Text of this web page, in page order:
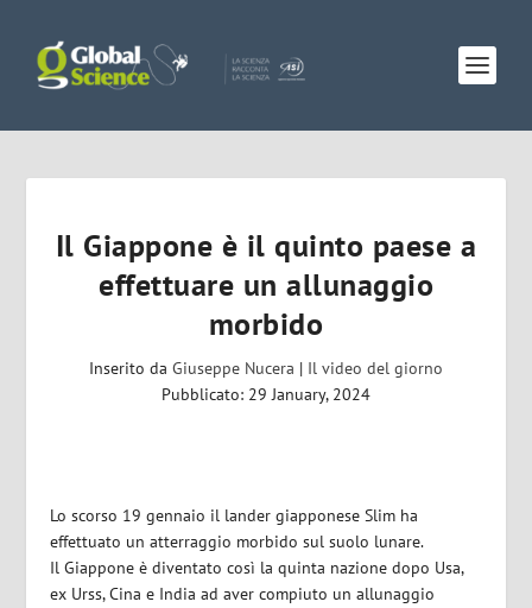
Il Giappone è il quinto paese a
effettuare un allunaggio
morbido
Inserito da Giuseppe Nucera | Il video del giorno
Pubblicato: 29 January, 2024
Lo scorso 19 gennaio il lander giapponese Slim ha
effettuato un atterraggio morbido sul suolo lunare.
Il Giappone è diventato così la quinta nazione dopo Usa,
ex Urss, Cina e India ad aver compiuto un allunaggio